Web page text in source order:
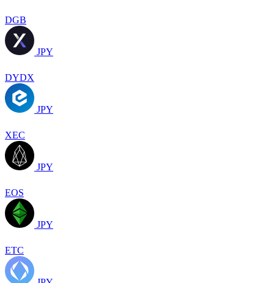
DGB
JPY
DYDX
JPY
XEC
JPY
EOS
JPY
ETC